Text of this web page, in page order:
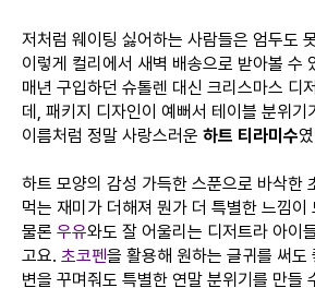
저처럼 웨이팅 싫어하는 사람들은 엄두도
이렇게 컬리에서 새벽 배송으로 받아볼 수
매년 구입하던 슈톨렌 대신 크리스마스 디
데, 패키지 디자인이 예뻐서 테이블 분위기
이름처럼 정말 사랑스러운 하트 티라미수
하트 모양의 감성 가득한 스푼으로 바삭한
먹는 재미가 더해져 뭔가 더 특별한 느낌이
물론 우유와도 잘 어울리는 디저트라 아이
고요. 초코펜을 활용해 원하는 글귀를 써도
변을 꾸며줘도 특별한 연말 분위기를 만들